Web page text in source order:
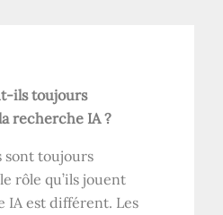
ils toujours
recherche IA ?
sont toujours
rôle qu’ils jouent
IA est différent. Les